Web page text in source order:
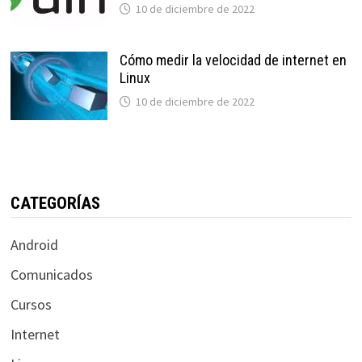
10 de diciembre de 2022
Cómo medir la velocidad de internet en
Linux
10 de diciembre de 2022
CATEGORÍAS
Android
Comunicados
Cursos
Internet